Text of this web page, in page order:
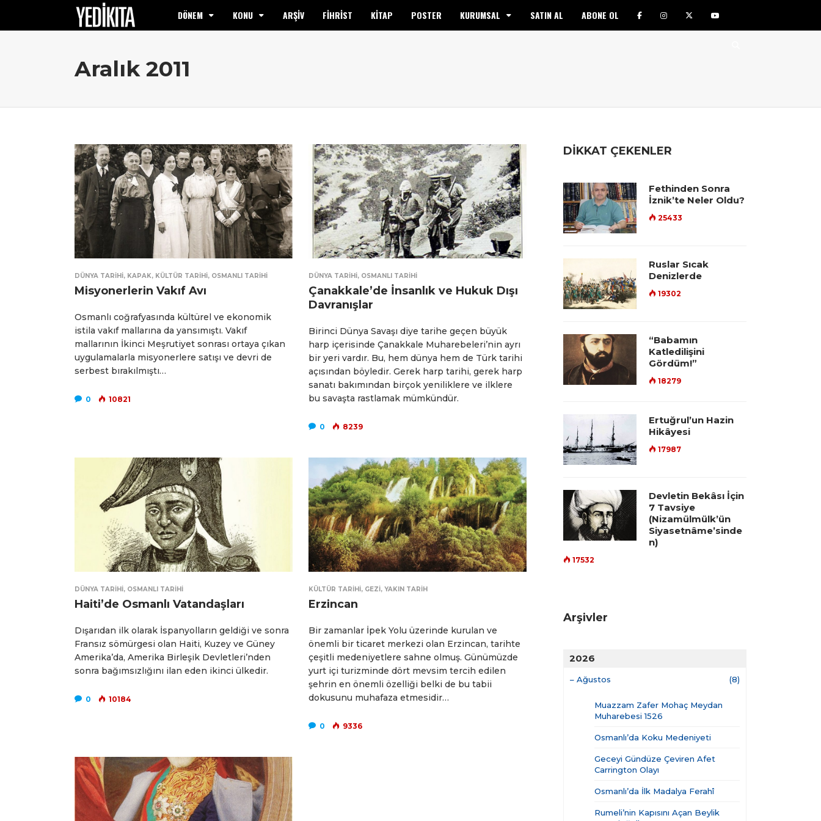
DÖNEM KONU ARŞİV FİHRİST KİTAP POSTER KURUMSAL SATIN AL ABONE OL
Aralık 2011
DÜNYA TARIHI, KAPAK, KÜLTÜR TARIHI, OSMANLI TARIHI
Misyonerlerin Vakıf Avı
Osmanlı coğrafyasında kültürel ve ekonomik
istila vakıf mallarına da yansımıştı. Vakıf
mallarının İkinci Meşrutiyet sonrası ortaya çıkan
uygulamalarla misyonerlere satışı ve devri de
serbest bırakılmıştı…
0 10821
DÜNYA TARIHI, OSMANLI TARIHI
Çanakkale’de İnsanlık ve Hukuk Dışı
Davranışlar
Birinci Dünya Savaşı diye tarihe geçen büyük
harp içerisinde Çanakkale Muharebeleri’nin ayrı
bir yeri vardır. Bu, hem dünya hem de Türk tarihi
açısından böyledir. Gerek harp tarihi, gerek harp
sanatı bakımından birçok yeniliklere ve ilklere
bu savaşta rastlamak mümkündür.
0 8239
DÜNYA TARIHI, OSMANLI TARIHI
Haiti’de Osmanlı Vatandaşları
Dışarıdan ilk olarak İspanyolların geldiği ve sonra
Fransız sömürgesi olan Haiti, Kuzey ve Güney
Amerika’da, Amerika Birleşik Devletleri’nden
sonra bağımsızlığını ilan eden ikinci ülkedir.
0 10184
KÜLTÜR TARIHI, GEZI,YAKIN TARIH
Erzincan
Bir zamanlar İpek Yolu üzerinde kurulan ve
önemli bir ticaret merkezi olan Erzincan, tarihte
çeşitli medeniyetlere sahne olmuş. Günümüzde
yurt içi turizminde dört mevsim tercih edilen
şehrin en önemli özelliği belki de bu tabii
dokusunu muhafaza etmesidir…
0 9336
DİKKAT ÇEKENLER
Fethinden Sonra
İznik’te Neler Oldu?
25433
Ruslar Sıcak
Denizlerde
19302
“Babamın
Katledilişini
Gördüm!”
18279
Ertuğrul’un Hazin
Hikâyesi
17987
Devletin Bekâsı İçin
7 Tavsiye
(Nizamülmülk’ün
Siyasetnâme’sinde
n)
17532
Arşivler
2026
– Ağustos (8)
Muazzam Zafer Mohaç Meydan
Muharebesi 1526
Osmanlı’da Koku Medeniyeti
Geceyi Gündüze Çeviren Afet
Carrington Olayı
Osmanlı’da İlk Madalya Ferahî
Rumeli’nin Kapısını Açan Beylik